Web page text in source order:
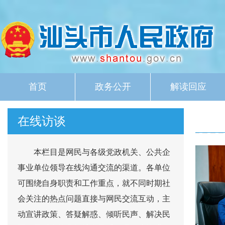
首页 政务公开 解读回应
在线访谈
本栏目是网民与各级党政机关、公共企
事业单位领导在线沟通交流的渠道。各单位
可围绕自身职责和工作重点，就不同时期社
会关注的热点问题直接与网民交流互动，主
动宣讲政策、答疑解惑、倾听民声、解决民